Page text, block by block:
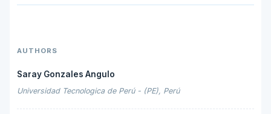
AUTHORS
Saray Gonzales Angulo
Universidad Tecnologica de Perú - (PE), Perú